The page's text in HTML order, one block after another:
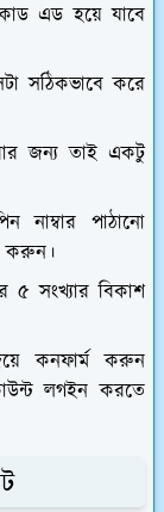
এড হয়ে যাবে
সঠিকভাবে করে
জন্য তাই একটু
নাম্বার পাঠানো
করুন।
৫ সংখ্যার বিকাশ
কনফার্ম করুন
লগইন করতে